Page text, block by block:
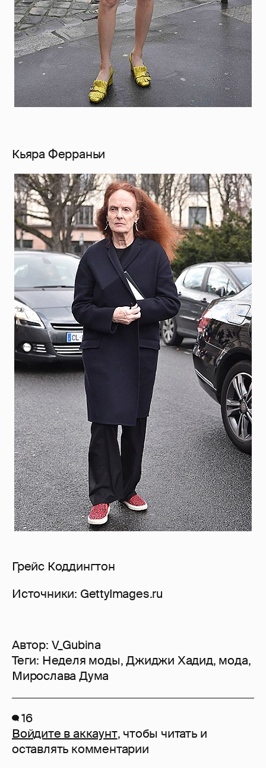
Кьяра Ферраньи
Грейс Коддингтон
Источники: GettyImages.ru
Автор: V_Gubina
Теги: Неделя моды,Джиджи Хадид, мода,
Мирослава Дума
16
Войдите в аккаунт, чтобы читать и
оставлять комментарии